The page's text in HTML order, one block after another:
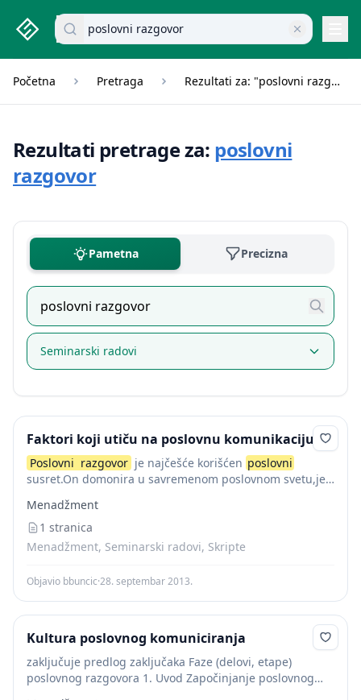
studenti.rs home page
Pretraži dokumente
Početna Pretraga Rezultati za: "poslovni razgovor"
Rezultati pretrage za: poslovni
razgovor
Pametna Precizna
Seminarski radovi
Faktori koji utiču na poslovnu komunikaciju
Poslovni razgovor je najčešće korišćen poslovni
susret.On domonira u savremenom poslovnom svetu,jer
ukaže na prednosti ili slabosti poslovnog poduhvata,i da
se dođe do zajedničke...
Menadžment
1 stranica
Menadžment, Seminarski radovi, Skripte
Objavio bbuncic·28. septembar 2013.
Kultura poslovnog komuniciranja
zaključuje predlog zaključaka Faze (delovi, etape)
poslovnog razgovora 1. Uvod Započinjanje poslovnog